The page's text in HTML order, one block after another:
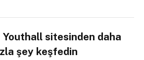
Youthall sitesinden daha
şey keşfedin